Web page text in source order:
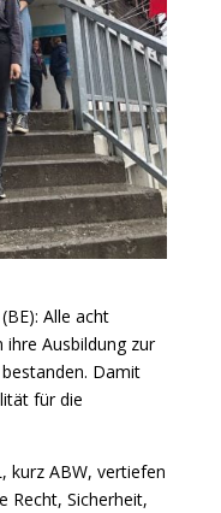
Alle acht
ihre Ausbildung zur
Damit
für die
kurz ABW, vertiefen
Recht, Sicherheit,